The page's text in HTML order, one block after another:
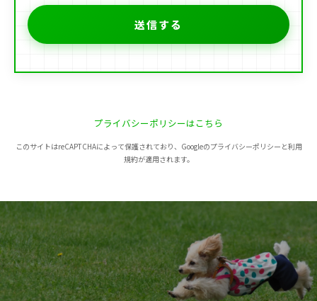
プライバシーポリシーはこちら
このサイトはreCAPTCHAによって保護されており、Googleのプライバシーポリシーと利用
規約が適用されます。